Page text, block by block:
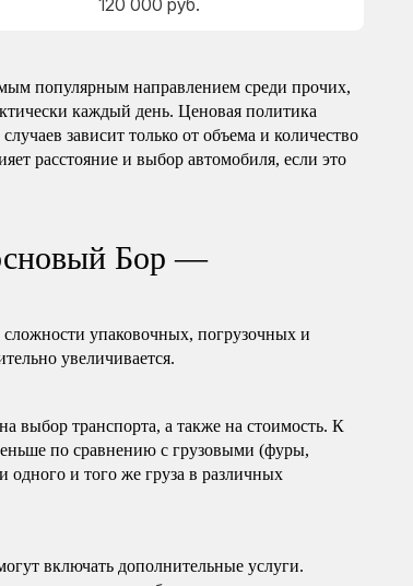
120 000 руб.
популярным направлением среди прочих,
каждый день. Ценовая политика
зависит только от объема и количество
расстояние и выбор автомобиля, если это
Бор —
сложности упаковочных, погрузочных и
увеличивается.
выбор транспорта, а также на стоимость. К
по сравнению с грузовыми (фуры,
одного и того же груза в различных
включать дополнительные услуги.